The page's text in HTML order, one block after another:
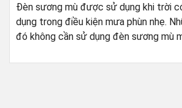
Đèn sương mù được sử dụng khi trời
dụng trong điều kiện mưa phùn nhẹ.
đó không cần sử dụng đèn sương mù